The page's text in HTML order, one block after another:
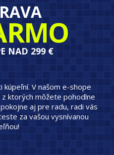
NAD 299 €
V našom e-shope
ktorých môžete pohodlne
aj pre radu, radi vás
za vašou vysnívanou